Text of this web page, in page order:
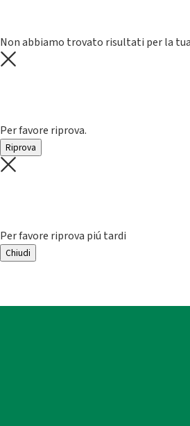
Non abbiamo trovato risultati per la
Per favore riprova.
Riprova
Per favore riprova piú tardi
Chiudi